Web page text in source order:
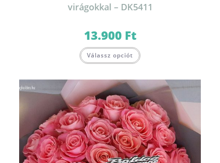
virágokkal – DK5411
13.900 Ft
Válassz opciót